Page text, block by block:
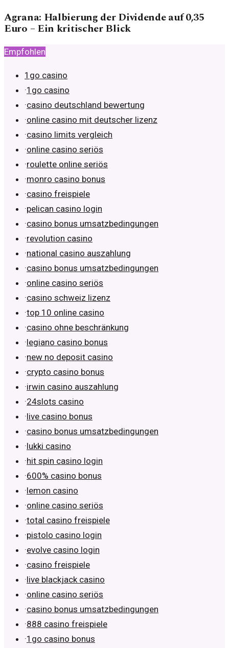
Agrana: Halbierung der Dividende auf 0,35
Euro – Ein kritischer Blick
Empfohlen
1go casino
·1go casino
·casino deutschland bewertung
·online casino mit deutscher lizenz
·casino limits vergleich
·online casino seriös
·roulette online seriös
·monro casino bonus
·casino freispiele
·pelican casino login
·casino bonus umsatzbedingungen
·revolution casino
·national casino auszahlung
·casino bonus umsatzbedingungen
·online casino seriös
·casino schweiz lizenz
·top 10 online casino
·casino ohne beschränkung
·legiano casino bonus
·new no deposit casino
·crypto casino bonus
·irwin casino auszahlung
·24slots casino
·live casino bonus
·casino bonus umsatzbedingungen
·lukki casino
·hit spin casino login
·600% casino bonus
·lemon casino
·online casino seriös
·total casino freispiele
·pistolo casino login
·evolve casino login
·casino freispiele
·live blackjack casino
·online casino seriös
·casino bonus umsatzbedingungen
·888 casino freispiele
·1go casino bonus